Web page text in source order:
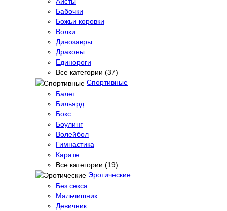
Бабочки
Божьи коровки
Волки
Динозавры
Драконы
Единороги
Все категории (37)
Спортивные
Балет
Бильярд
Бокс
Боулинг
Волейбол
Гимнастика
Карате
Все категории (19)
Эротические
Без секса
Мальчишник
Девичник